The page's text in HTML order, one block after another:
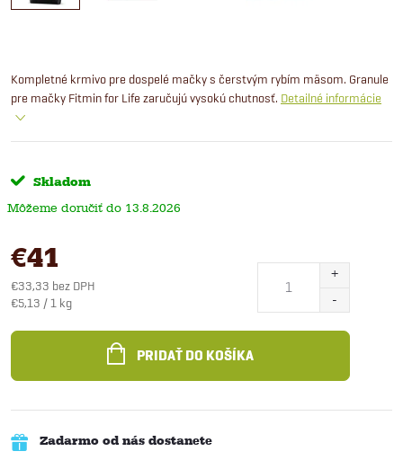
Kompletné krmivo pre dospelé mačky s čerstvým rybím mäsom. Granule
pre mačky Fitmin for Life zaručujú vysokú chutnosť. Detailné informácie
Skladom
13.8.2026
€41
€33,33 bez DPH
Jednotková
€5,13 / 1 kg
PRIDAŤ DO KOŠÍKA
Zadarmo od nás dostanete